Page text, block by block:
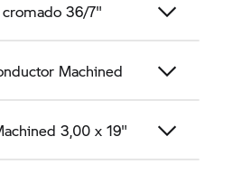
36/7"
Machined
3,00 x 19"